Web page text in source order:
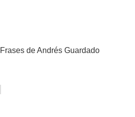
Frases de Andrés Guardado